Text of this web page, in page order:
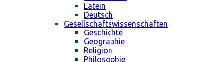
Latein
Deutsch
Gesellschaftswissenschaften
Geschichte
Geographie
Religion
Philosophie